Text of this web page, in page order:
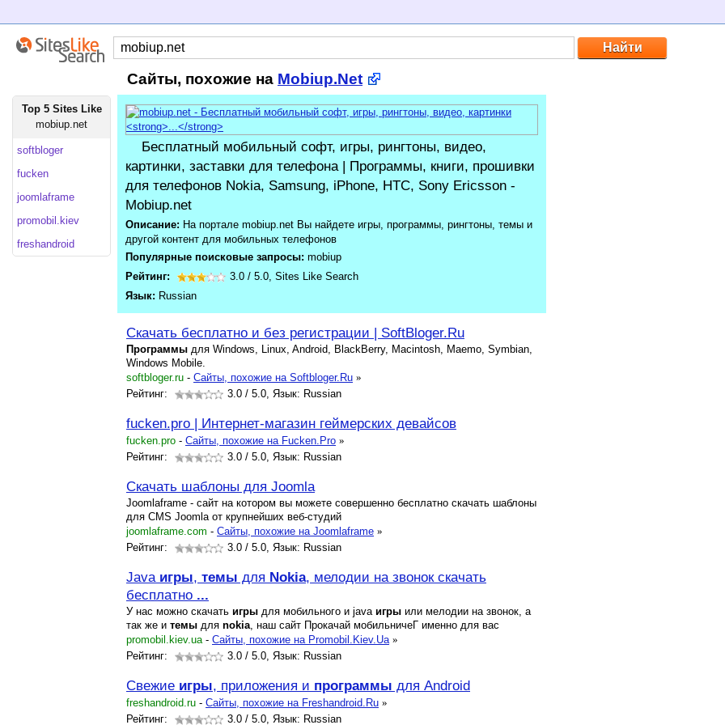
Сайты, похожие на Mobiup.Net
Top 5 Sites Like
mobiup.net
softbloger
fucken
joomlaframe
promobil.kiev
freshandroid
Бесплатный мобильный софт, игры, рингтоны, видео,
картинки, заставки для телефона | Программы, книги, прошивки
для телефонов Nokia, Samsung, iPhone, HTC, Sony Ericsson -
Mobiup.net
Описание: На портале mobiup.net Вы найдете игры, программы, рингтоны, темы и
другой контент для мобильных телефонов
Популярные поисковые запросы: mobiup
Рейтинг:
3.0 / 5.0, Sites Like Search
Язык: Russian
Скачать бесплатно и без регистрации | SoftBloger.Ru
Программы для Windows, Linux, Android, BlackBerry, Macintosh, Maemo, Symbian,
Windows Mobile.
softbloger.ru - Cайты, похожие на Softbloger.Ru »
Рейтинг:
3.0 / 5.0, Язык: Russian
fucken.pro | Интернет-магазин геймерских девайсов
fucken.pro - Cайты, похожие на Fucken.Pro »
Рейтинг:
3.0 / 5.0, Язык: Russian
Скачать шаблоны для Joomla
Joomlaframe - сайт на котором вы можете совершенно бесплатно скачать шаблоны
для CMS Joomla от крупнейших веб-студий
joomlaframe.com - Cайты, похожие на Joomlaframe »
Рейтинг:
3.0 / 5.0, Язык: Russian
Java игры, темы для Nokia, мелодии на звонок скачать
бесплатно ...
У нас можно скачать игры для мобильного и java игры или мелодии на звонок, а
так же и темы для nokia, наш сайт Прокачай мобильничеГ именно для вас
promobil.kiev.ua- Cайты, похожие на Promobil.Kiev.Ua »
Рейтинг:
3.0 / 5.0, Язык: Russian
Свежие игры, приложения и программы для Android
freshandroid.ru - Cайты, похожие на Freshandroid.Ru »
Рейтинг:
3.0 / 5.0, Язык: Russian